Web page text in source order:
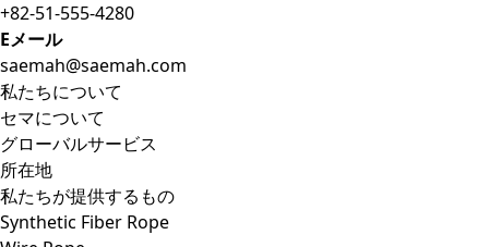
+82-51-555-4280
Eメール
saemah@saemah.com
私たちについて
セマについて
グローバルサービス
所在地
私たちが提供するもの
Synthetic Fiber Rope